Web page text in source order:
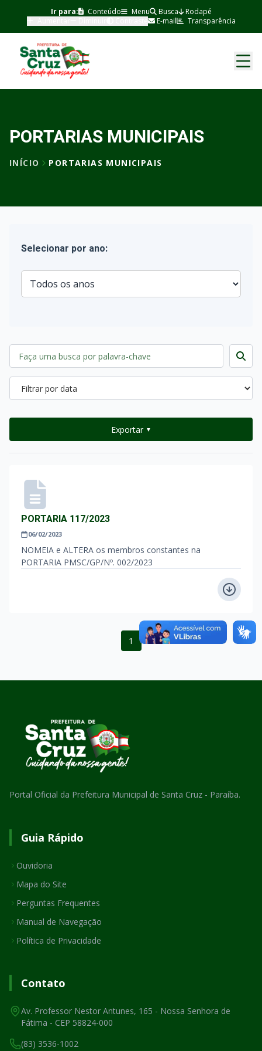
Ir para: Conteúdo Menu Busca Rodapé
E-mail Transparência
PORTARIAS MUNICIPAIS
INÍCIO PORTARIAS MUNICIPAIS
Selecionar por ano:
Exportar ▼
PORTARIA 117/2023
06/02/2023
NOMEIA e ALTERA os membros constantes na
PORTARIA PMSC/GP/Nº. 002/2023
1
Portal Oficial da Prefeitura Municipal de Santa Cruz - Paraíba.
Guia Rápido
Ouvidoria
Mapa do Site
Perguntas Frequentes
Manual de Navegação
Política de Privacidade
Contato
Av. Professor Nestor Antunes, 165 - Nossa Senhora de
Fátima - CEP 58824-000
(83) 3536-1002